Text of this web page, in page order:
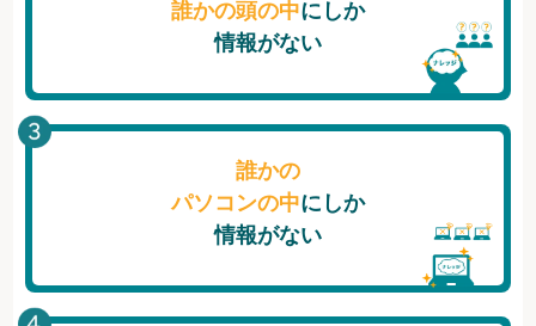
誰かの頭の中にしか
情報がない
誰かの
パソコンの中にしか
情報がない